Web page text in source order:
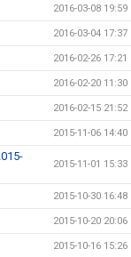
2016-03-08 19:59
2016-03-04 17:37
2016-02-26 17:21
2016-02-20 11:30
2016-02-15 21:52
2015-11-06 14:40
2015-11-01 15:33
2015-10-30 16:48
2015-10-20 20:06
2015-10-16 15:26